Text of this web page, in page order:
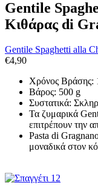
Gentile
Κιθάρας di
Gentile Spaghetti alla
€4,90
Χρόνος Βράσης:
Βάρος: 500 g
Συστατικά:
Τα ζυμαρικά
επιτρέπουν την
Pasta di
μοναδικά στον